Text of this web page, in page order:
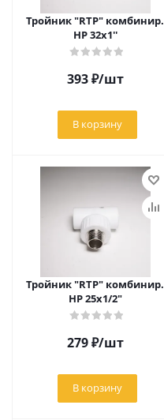
Тройник "RTP" комбинир.
НР 32х1''
393₽/шт
В корзину
Тройник "RTP" комбинир.
НР 25х1/2"
279₽/шт
В корзину